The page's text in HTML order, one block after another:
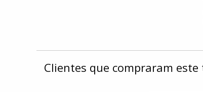
Clientes que compraram